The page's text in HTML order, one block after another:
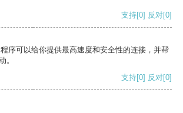
支持[0] 反对[0]
序可以给你提供最高速度和安全性的连接，并帮
。
支持[0] 反对[0]